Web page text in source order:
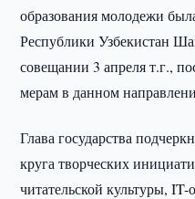
образования молодежи
Республики Узбекистан
совещании 3 апреля т.г.,
мерам в данном
Глава государства
круга творческих
читательской культуры,